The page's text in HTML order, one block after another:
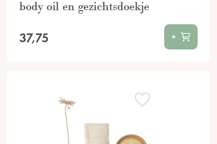
body oil en gezichtsdoekje
37,75 +